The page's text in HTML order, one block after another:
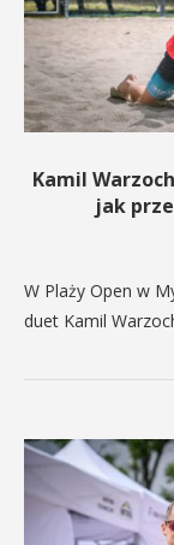
Kamil
jak
W Plaży Open w
duet Kamil